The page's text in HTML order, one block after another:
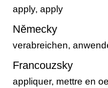
apply, apply
Německy
verabreichen,
Francouzsky
appliquer, mettre en